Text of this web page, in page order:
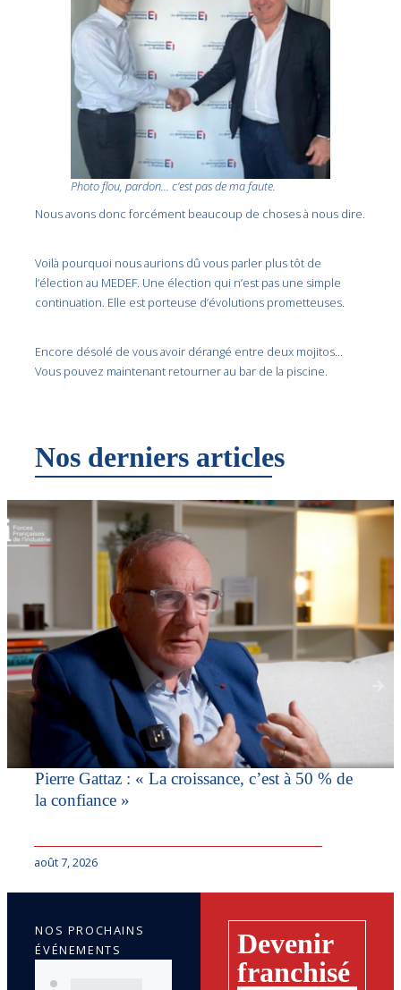
Photo flou, pardon… c’est pas de ma faute.
Nous avons donc forcément beaucoup de choses à nous dire.
Voilà pourquoi nous aurions dû vous parler plus tôt de
l’élection au MEDEF. Une élection qui n’est pas une simple
continuation. Elle est porteuse d’évolutions prometteuses.
Encore désolé de vous avoir dérangé entre deux mojitos…
Vous pouvez maintenant retourner au bar de la piscine.
Nos derniers articles
Pierre Gattaz : « La croissance, c’est à 50 % de
la confiance »
août 7, 2026
Devenir
franchisé
NOS PROCHAINS
ÉVÉNEMENTS